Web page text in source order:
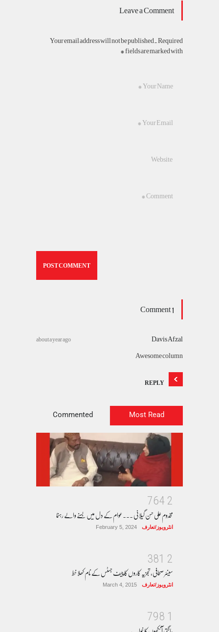
Leave a Comment
Your email address will not be published. Required
fields are marked with *
1 Comment
Davis Afzal
about a year ago
Awesome column
REPLY
Most Read
Commented
2
4
6
7
مخدوم علی حسن گیلانی ۔۔۔عوام کے دل میں بسنے والے رہنما
انٹرویوز/تعارف February 5, 2024
2
1
8
3
سینئر صحافی، تجزیہ کاروں کا چیف جسٹس کے نام کھلا خط
انٹرویوز/تعارف March 4, 2015
1
8
9
7